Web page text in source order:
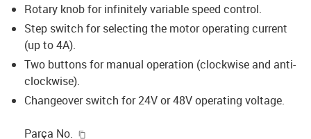
Rotary knob for infinitely variable speed control.
Step switch for selecting the motor operating current
(up to 4A).
Two buttons for manual operation (clockwise and anti-
clockwise).
Changeover switch for 24V or 48V operating voltage.
Parça No.